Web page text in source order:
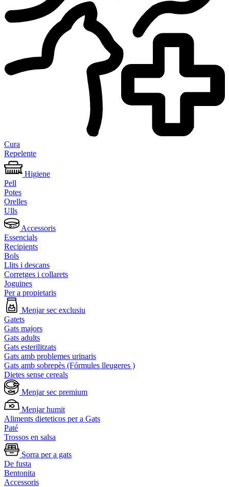
Cura
Repelente
Higiene
Pell
Potes
Orelles
Ulls
Accessoris
Essencials
Recipients
Bols
Llits i descans
Corretges i collarets
Joguines
Per a propietaris
Menjar sec exclusiu
Gatets
Gats majors
Gats adults
Gats esterilitzats
Gats amb problemes urinaris
Gats amb sobrepès (Fórmules lleugeres )
Dietes sense cereals
Menjar sec premium
Menjar humit
Aliments dieteticos per a Gats
Paté
Trossos en salsa
Sorra per a gats
De fusta
Bentonita
Accessoris